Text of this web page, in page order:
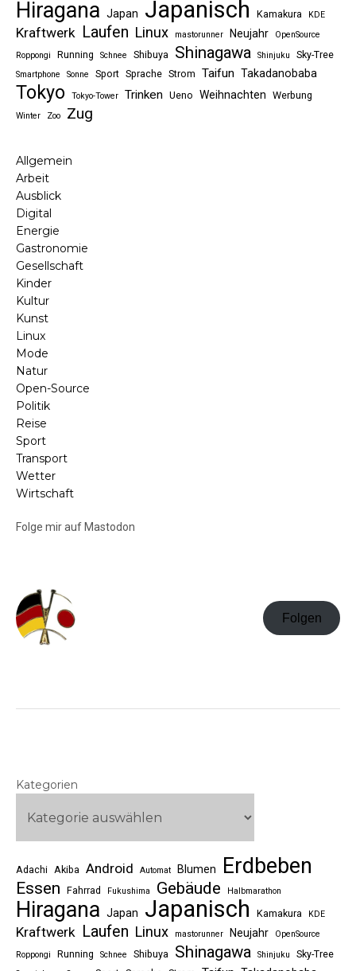
Hiragana Japan Japanisch Kamakura KDE
Kraftwerk Laufen Linux mastorunner Neujahr
OpenSource
Roppongi
Running Schnee Shibuya Shinagawa Shinjuku Sky-Tree
Smartphone Sonne Sport Sprache Strom Taifun Takadanobaba
Tokyo Tokyo-Tower Trinken Ueno Weihnachten Werbung
Winter Zoo Zug
Allgemein
Arbeit
Ausblick
Digital
Energie
Gastronomie
Gesellschaft
Kinder
Kultur
Kunst
Linux
Mode
Natur
Open-Source
Politik
Reise
Sport
Transport
Wetter
Wirtschaft
Folge mir auf Mastodon
Folgen
Kategorien
Adachi Akiba Android Automat Blumen Erdbeben
Essen Fahrrad Fukushima Gebäude Halbmarathon
Hiragana Japan Japanisch Kamakura KDE
Kraftwerk Laufen Linux mastorunner Neujahr
OpenSource
Roppongi
Running Schnee Shibuya Shinagawa Shinjuku Sky-Tree